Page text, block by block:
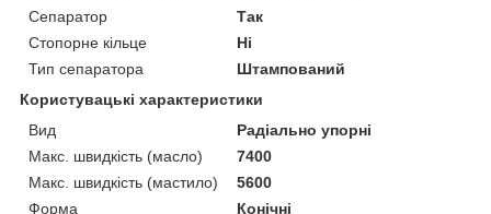
Сепаратор
Так
Стопорне кільце
Ні
Тип сепаратора
Штампований
Користувацькi характеристики
Вид
Радіально упорні
Макс. швидкість (масло)
7400
Макс. швидкість (мастило)
5600
Форма
Конічні